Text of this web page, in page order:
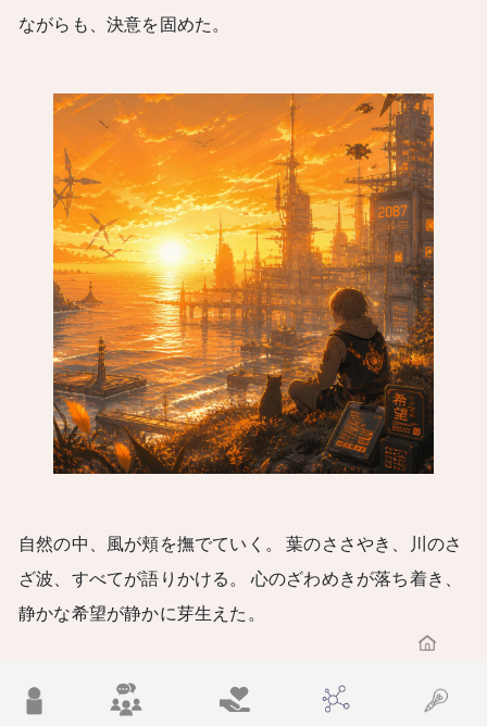
ながらも、決意を固めた。
自然の中、風が頬を撫でていく。 葉のささやき、川のさ
ざ波、すべてが語りかける。 心のざわめきが落ち着き、
静かな希望が静かに芽生えた。
電子と風と夢の融合の中、ケイは翼を広げる。 彼の未来